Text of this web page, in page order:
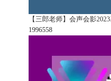
【三郎老师】会声会影
1996558